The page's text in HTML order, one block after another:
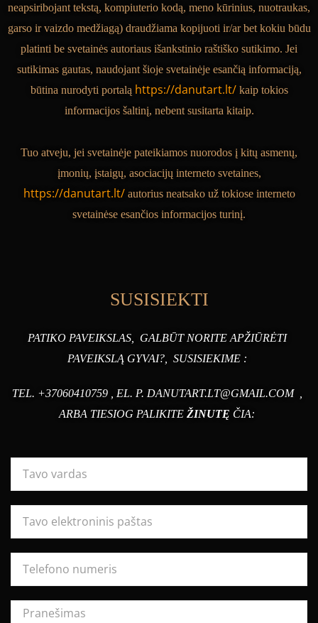
neapsiribojant tekstą, kompiuterio kodą, meno kūrinius, nuotraukas,
garso ir vaizdo medžiagą) draudžiama kopijuoti ir/ar bet kokiu būdu
platinti be svetainės autoriaus išankstinio raštiško sutikimo. Jei
sutikimas gautas, naudojant šioje svetainėje esančią informaciją,
būtina nurodyti portalą https://danutart.lt/ kaip tokios
informacijos šaltinį, nebent susitarta kitaip.
Tuo atveju, jei svetainėje pateikiamos nuorodos į kitų asmenų,
įmonių, įstaigų, asociacijų interneto svetaines,
https://danutart.lt/ autoriusneatsako už tokiose interneto
svetainėse esančios informacijos turinį.
SUSISIEKTI
PATIKO PAVEIKSLAS, GALBŪT NORITE APŽIŪRĖTI
PAVEIKSLĄ GYVAI?, SUSISIEKIME:
TEL. +37060410759 , EL. P. DANUTART.LT@GMAIL.COM ,
ARBA TIESIOG PALIKITE ŽINUTĘ ČIA: